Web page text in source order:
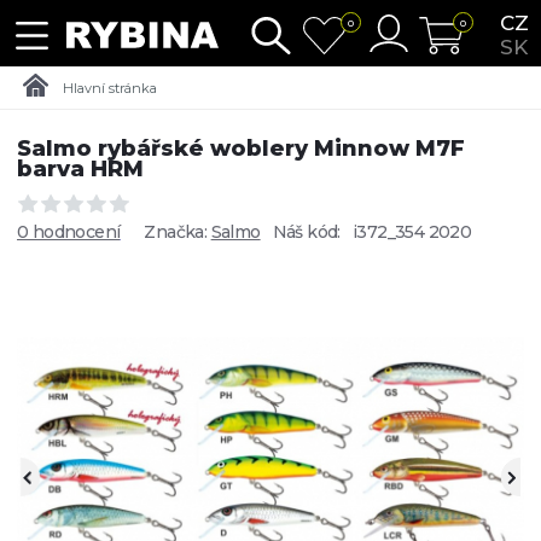
CZ
SK
0 0
Hlavní stránka
Salmo rybářské woblery Minnow M7F
barva HRM
0 hodnocení Značka: Salmo Náš kód: i372_354 2020